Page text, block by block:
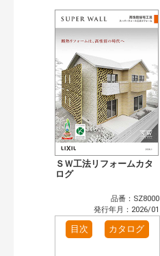
ＳＷ工法リフォームカタ
ログ
品番：SZ8000
発行年月：2026/01
目次 カタログ